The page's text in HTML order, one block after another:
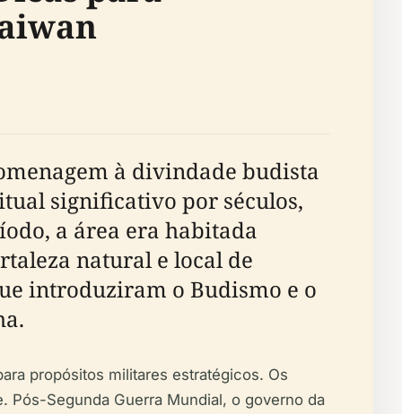
à divindade budista
significativo por séculos,
a área era habitada
natural e local de
introduziram o Budismo e o
propósitos militares estratégicos. Os
Pós-Segunda Guerra Mundial, o governo da